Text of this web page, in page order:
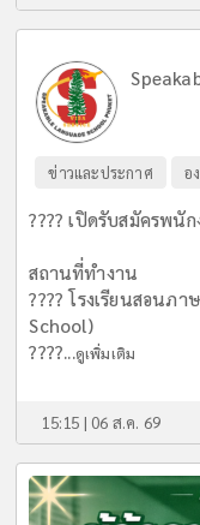
ข่าวและประกาศ อ
???? เปิดรับสมัครพนั
สถานที่ทำงาน
???? โรงเรียนสอนภ
School)
????...ดูเพิ่มเติม
15:15 | 06 ส.ค. 69